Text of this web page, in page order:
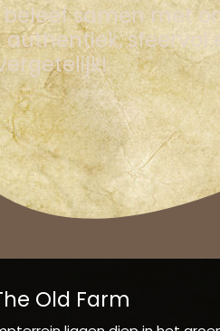
samen met
sfeervol
Old Farm